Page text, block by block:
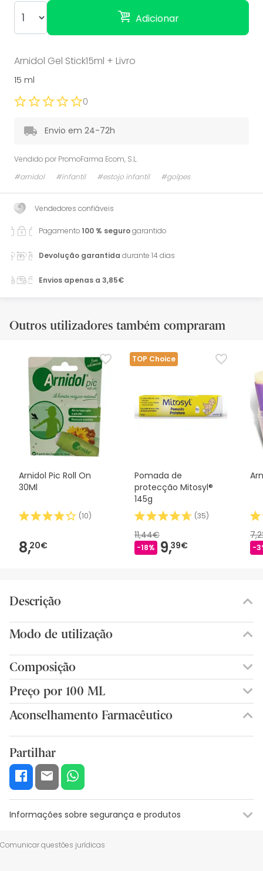
Adicionar
Arnidol Gel Stick15ml + Livro
15 ml
0
Envio em 24-72h
Vendido por PromoFarma Ecom, S.L.
#arnidol
#infantil #estojo infantil #golpes
Vendedores confiáveis
Pagamento100 % segurogarantido
Devolução garantida durante 14 dias
Envios apenas a 3,85€
Outros utilizadores também compraram
Arnidol Pic Roll On
30Ml
(10)
8,20€
TOP Choice
Pomada de
protecção Mitosyl®
145g
(35)
11,44€
-18% 9,39€ -
Descrição
Modo de utilização
Composição
Preço por 100 ML
65,67€ / 100 ml
Aconselhamento Farmacêutico
Partilhar
Informações sobre segurança e produtos
Recursos de segurança visual
Comunicar questões jurídicas